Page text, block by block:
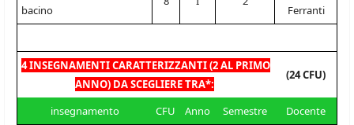
bacino Ferranti
4 INSEGNAMENTI CARATTERIZZANTI (2 AL PRIMO
ANNO) DA SCEGLIERE TRA*:
(24 CFU)
insegnamento CFU Anno Semestre Docente